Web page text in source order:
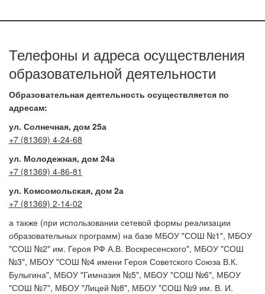
Телефоны и адреса осуществления
образовательной деятельности
Образовательная деятельность осуществляется по
адресам:
ул. Солнечная, дом 25а
+7 (81369) 4-24-68
ул. Молодежная, дом 24а
+7 (81369) 4-86-81
ул. Комсомольская, дом 2а
+7 (81369) 2-14-02
а также (при использовании сетевой формы реализации
образовательных программ) на базе МБОУ "СОШ №1", МБОУ
"СОШ №2" им. Героя РФ А.В. Воскресенского", МБОУ "СОШ
№3", МБОУ "СОШ №4 имени Героя Советского Союза В.К.
Булыгина", МБОУ "Гимназия №5", МБОУ "СОШ №6", МБОУ
"СОШ №7", МБОУ "Лицей №8", МБОУ "СОШ №9 им. В. И.